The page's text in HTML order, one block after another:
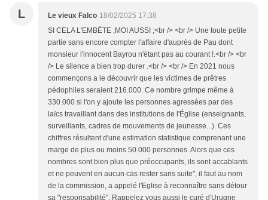
L Le vieux Falco 18/02/2025 17:38
SI CELA L'EMBËTE ,MOI AUSSI ;<br /> <br /> Une toute petite
partie sans encore compter l'affaire d'auprès de Pau dont
monsieur l'innocent Bayrou n'étant pas au courant !.<br /> <br
/> Le silence a bien trop durer .<br /> <br /> En 2021 nous
commençons a le découvrir que les victimes de prêtres
pédophiles seraient 216.000. Ce nombre grimpe même à
330.000 si l'on y ajoute les personnes agressées par des
laïcs travaillant dans des institutions de l'Église (enseignants,
surveillants, cadres de mouvements de jeunesse...). Ces
chiffres résultent d'une estimation statistique comprenant une
marge de plus ou moins 50.000 personnes. Alors que ces
nombres sont bien plus que préoccupants, ils sont accablants
et ne peuvent en aucun cas rester sans suite", il faut au nom
de la commission, a appelé l'Eglise à reconnaître sans détour
sa "responsabilité". Rappelez vous aussi le curé d'Urugne